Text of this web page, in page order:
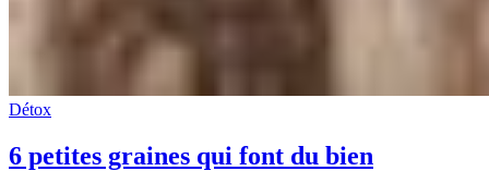
Détox
6 petites graines qui font du bien